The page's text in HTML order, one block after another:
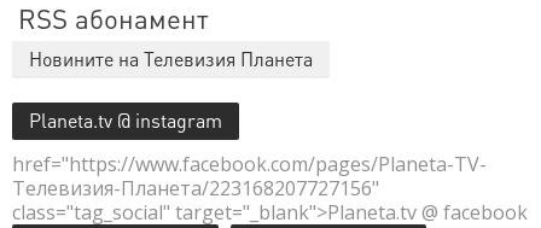
RSS абонамент
Новините на Телевизия Планета
Planeta.tv @ instagram
href="https://www.facebook.com/pages/Planeta-TV-
Телевизия-Планета/223168207727156"
class="tag_social" target="_blank">Planeta.tv @ facebook